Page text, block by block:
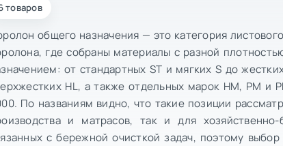
товаров
общего назначения — это категория
где собраны материалы с разной
от стандартных ST и мягких S до
HL, а также отдельных марок НМ, РМ и
По названиям видно, что такие позиции
и матрасов, так и для хозяйственно-
с бережной очисткой задач, поэтому